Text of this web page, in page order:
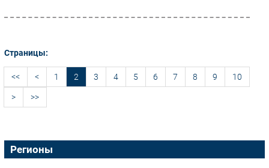
Страницы:
<< < 1 2 3 4 5 6 7 8 9 10
> >>
Регионы